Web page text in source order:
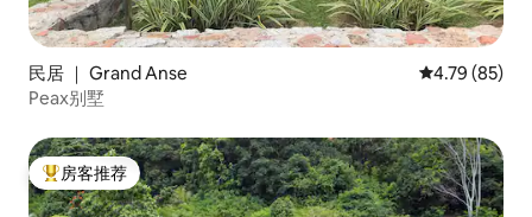
民居 ｜ Grand Anse 平均评分
4.79 (85)
Peax别墅
热门「房客推荐」
房客推荐